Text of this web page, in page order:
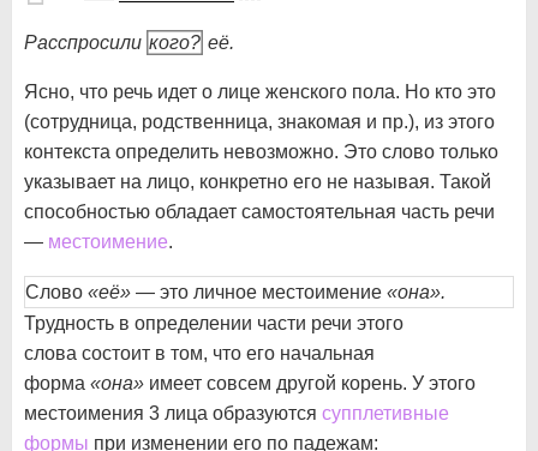
Расспросили кого? её.
Ясно, что речь идет о лице женского пола. Но кто это
(сотрудница, родственница, знакомая и пр.), из этого
контекста определить невозможно. Это слово только
указывает на лицо, конкретно его не называя. Такой
способностью обладает самостоятельная часть речи
— местоимение.
Слово «её» — это личное местоимение «она».
Трудность в определении части речи этого
слова состоит в том, что его начальная
форма «она» имеет совсем другой корень. У этого
местоимения 3 лица образуются супплетивные
формы при изменении его по падежам: